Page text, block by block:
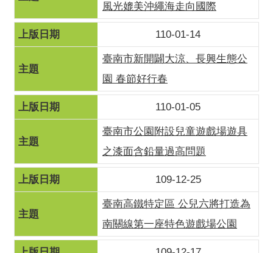
風光媲美沖繩海走向國際
110-01-14
臺南市新開闢大涼、長興生態公
園 春節好行春
110-01-05
臺南市公園附設兒童遊戲場遊具
之漆面含鉛量過高問題
109-12-25
臺南高鐵特定區 公兒六將打造為
南關線第一座特色遊戲場公園